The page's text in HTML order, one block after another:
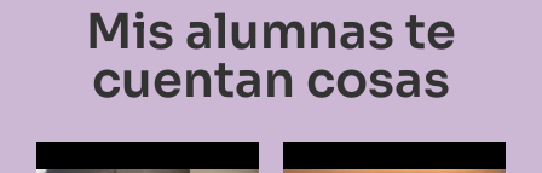
Mis alumnas te
cuentan cosas